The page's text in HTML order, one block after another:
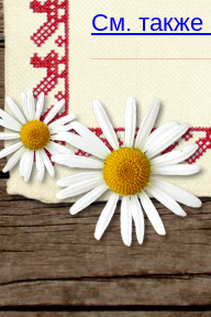
См. также